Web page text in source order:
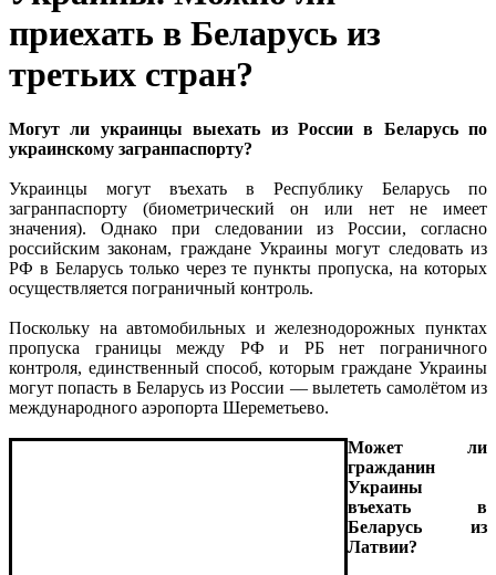
приехать в Беларусь из
третьих стран?
Могут ли украинцы выехать из России в Беларусь по
украинскому загранпаспорту?
Украинцы могут въехать в Республику Беларусь по
загранпаспорту (биометрический он или нет не имеет
значения). Однако при следовании из России, согласно
российским законам, граждане Украины могут следовать из
РФ в Беларусь только через те пункты пропуска, на которых
осуществляется пограничный контроль.
Поскольку на автомобильных и железнодорожных пунктах
пропуска границы между РФ и РБ нет пограничного
контроля, единственный способ, которым граждане Украины
могут попасть в Беларусь из России — вылететь самолётом из
международного аэропорта Шереметьево.
Может ли
гражданин
Украины
въехать в
Беларусь из
Латвии?